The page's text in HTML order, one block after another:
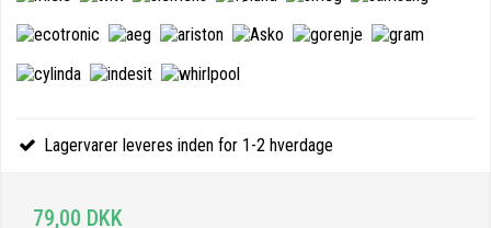
Lagervarer leveres inden for 1-2 hverdage
79,00 DKK